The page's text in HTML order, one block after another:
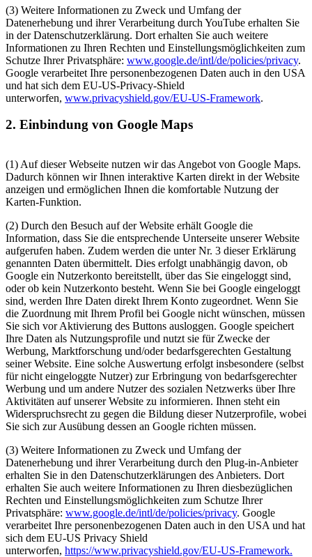
(3) Weitere Informationen zu Zweck und Umfang der
Datenerhebung und ihrer Verarbeitung durch YouTube erhalten Sie
in der Datenschutzerklärung. Dort erhalten Sie auch weitere
Informationen zu Ihren Rechten und Einstellungsmöglichkeiten zum
Schutze Ihrer Privatsphäre: www.google.de/intl/de/policies/privacy.
Google verarbeitet Ihre personenbezogenen Daten auch in den USA
und hat sich dem EU-US-Privacy-Shield
unterworfen, www.privacyshield.gov/EU-US-Framework.
2. Einbindung von Google Maps
(1) Auf dieser Webseite nutzen wir das Angebot von Google Maps.
Dadurch können wir Ihnen interaktive Karten direkt in der Website
anzeigen und ermöglichen Ihnen die komfortable Nutzung der
Karten-Funktion.
(2) Durch den Besuch auf der Website erhält Google die
Information, dass Sie die entsprechende Unterseite unserer Website
aufgerufen haben. Zudem werden die unter Nr. 3 dieser Erklärung
genannten Daten übermittelt. Dies erfolgt unabhängig davon, ob
Google ein Nutzerkonto bereitstellt, über das Sie eingeloggt sind,
oder ob kein Nutzerkonto besteht. Wenn Sie bei Google eingeloggt
sind, werden Ihre Daten direkt Ihrem Konto zugeordnet. Wenn Sie
die Zuordnung mit Ihrem Profil bei Google nicht wünschen, müssen
Sie sich vor Aktivierung des Buttons ausloggen. Google speichert
Ihre Daten als Nutzungsprofile und nutzt sie für Zwecke der
Werbung, Marktforschung und/oder bedarfsgerechten Gestaltung
seiner Website. Eine solche Auswertung erfolgt insbesondere (selbst
für nicht eingeloggte Nutzer) zur Erbringung von bedarfsgerechter
Werbung und um andere Nutzer des sozialen Netzwerks über Ihre
Aktivitäten auf unserer Website zu informieren. Ihnen steht ein
Widerspruchsrecht zu gegen die Bildung dieser Nutzerprofile, wobei
Sie sich zur Ausübung dessen an Google richten müssen.
(3) Weitere Informationen zu Zweck und Umfang der
Datenerhebung und ihrer Verarbeitung durch den Plug-in-Anbieter
erhalten Sie in den Datenschutzerklärungen des Anbieters. Dort
erhalten Sie auch weitere Informationen zu Ihren diesbezüglichen
Rechten und Einstellungsmöglichkeiten zum Schutze Ihrer
Privatsphäre: www.google.de/intl/de/policies/privacy. Google
verarbeitet Ihre personenbezogenen Daten auch in den USA und hat
sich dem EU-US Privacy Shield
unterworfen, https://www.privacyshield.gov/EU-US-Framework.